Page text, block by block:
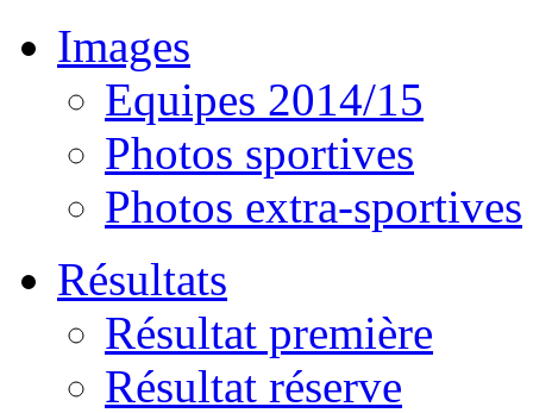
Images
Equipes 2014/15
Photos sportives
Photos extra-sportives
Résultats
Résultat première
Résultat réserve